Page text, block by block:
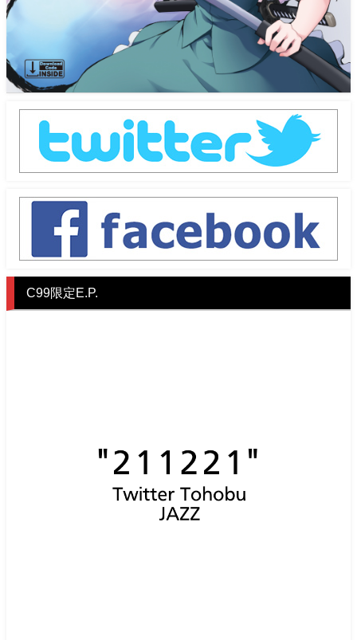
C99限定E.P.